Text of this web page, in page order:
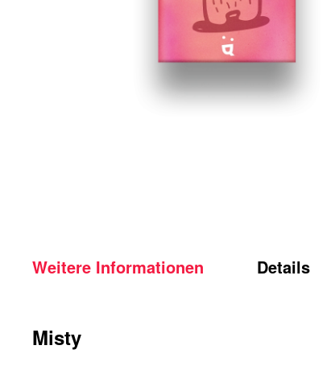
Weitere Informationen
Misty
Details